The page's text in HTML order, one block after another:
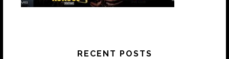
RECENT POSTS